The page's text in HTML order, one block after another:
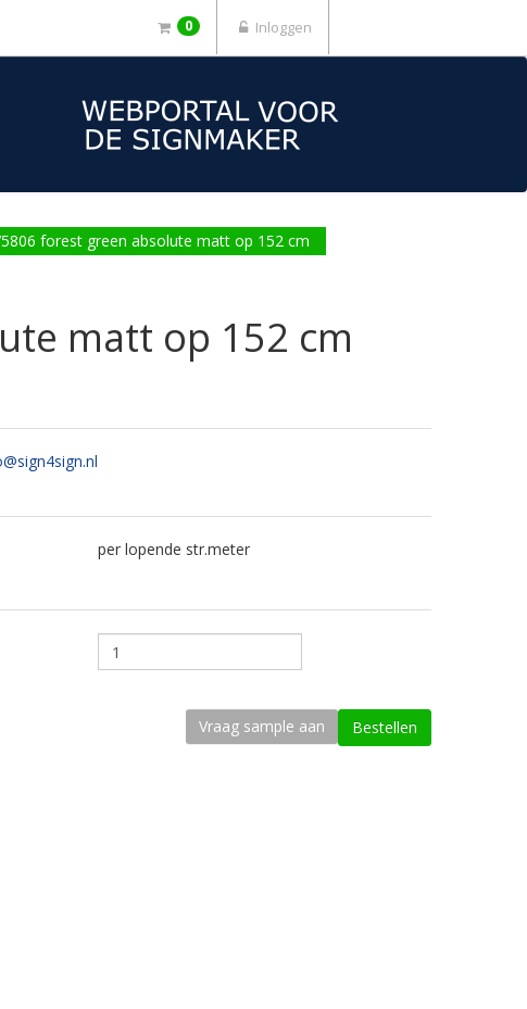
0 Inloggen
forest green absolute matt op 152 cm
matt op 152 cm
per lopende str.meter